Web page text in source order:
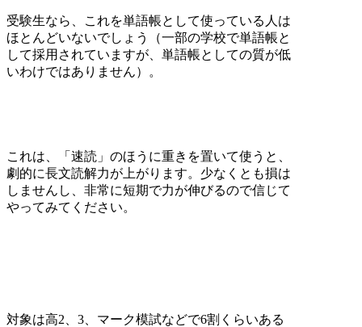
受験生なら、これを単語帳として使っている人は
ほとんどいないでしょう（一部の学校で単語帳と
して採用されていますが、単語帳としての質が低
いわけではありません）。
これは、「速読」のほうに重きを置いて使うと、
劇的に長文読解力が上がります。少なくとも損は
しませんし、非常に短期で力が伸びるので信じて
やってみてください。
対象は高2、3、マーク模試などで6割くらいある